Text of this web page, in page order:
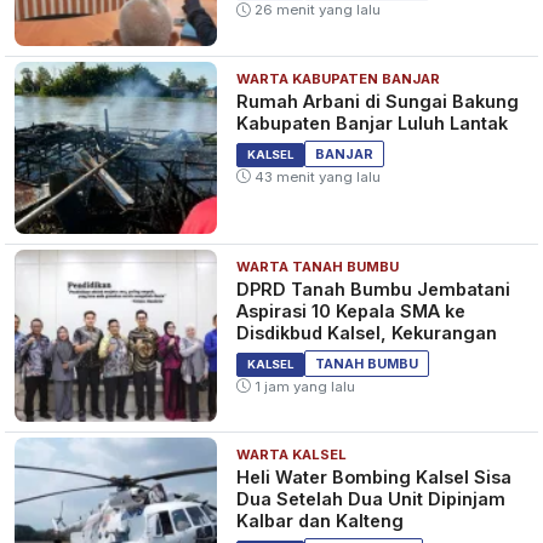
26 menit yang lalu
WARTA KABUPATEN BANJAR
Rumah Arbani di Sungai Bakung
Kabupaten Banjar Luluh Lantak
KALSEL
BANJAR
43 menit yang lalu
WARTA TANAH BUMBU
DPRD Tanah Bumbu Jembatani
Aspirasi 10 Kepala SMA ke
Disdikbud Kalsel, Kekurangan
KALSEL
TANAH BUMBU
1 jam yang lalu
WARTA KALSEL
Heli Water Bombing Kalsel Sisa
Dua Setelah Dua Unit Dipinjam
Kalbar dan Kalteng